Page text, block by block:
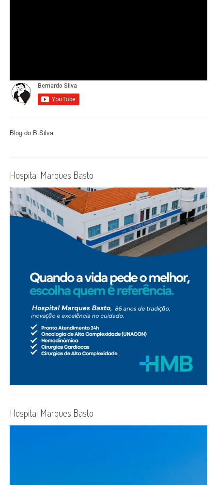
Blog do B.Silva
Hospital Marques Basto
Hospital Marques Basto